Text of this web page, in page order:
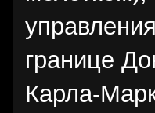
границе
Карла-